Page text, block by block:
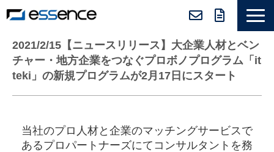
サービス紹介
ニュース＆トピックス
採用情報
2021/2/15【ニュースリリース】大企業人材とベン
チャー・地方企業をつなぐプロボノプログラム「it
teki」の新規プログラムが2月17日にスタート
当社のプロ人材と企業のマッチングサービスで
あるプロパートナーズにてコンサルタントを務